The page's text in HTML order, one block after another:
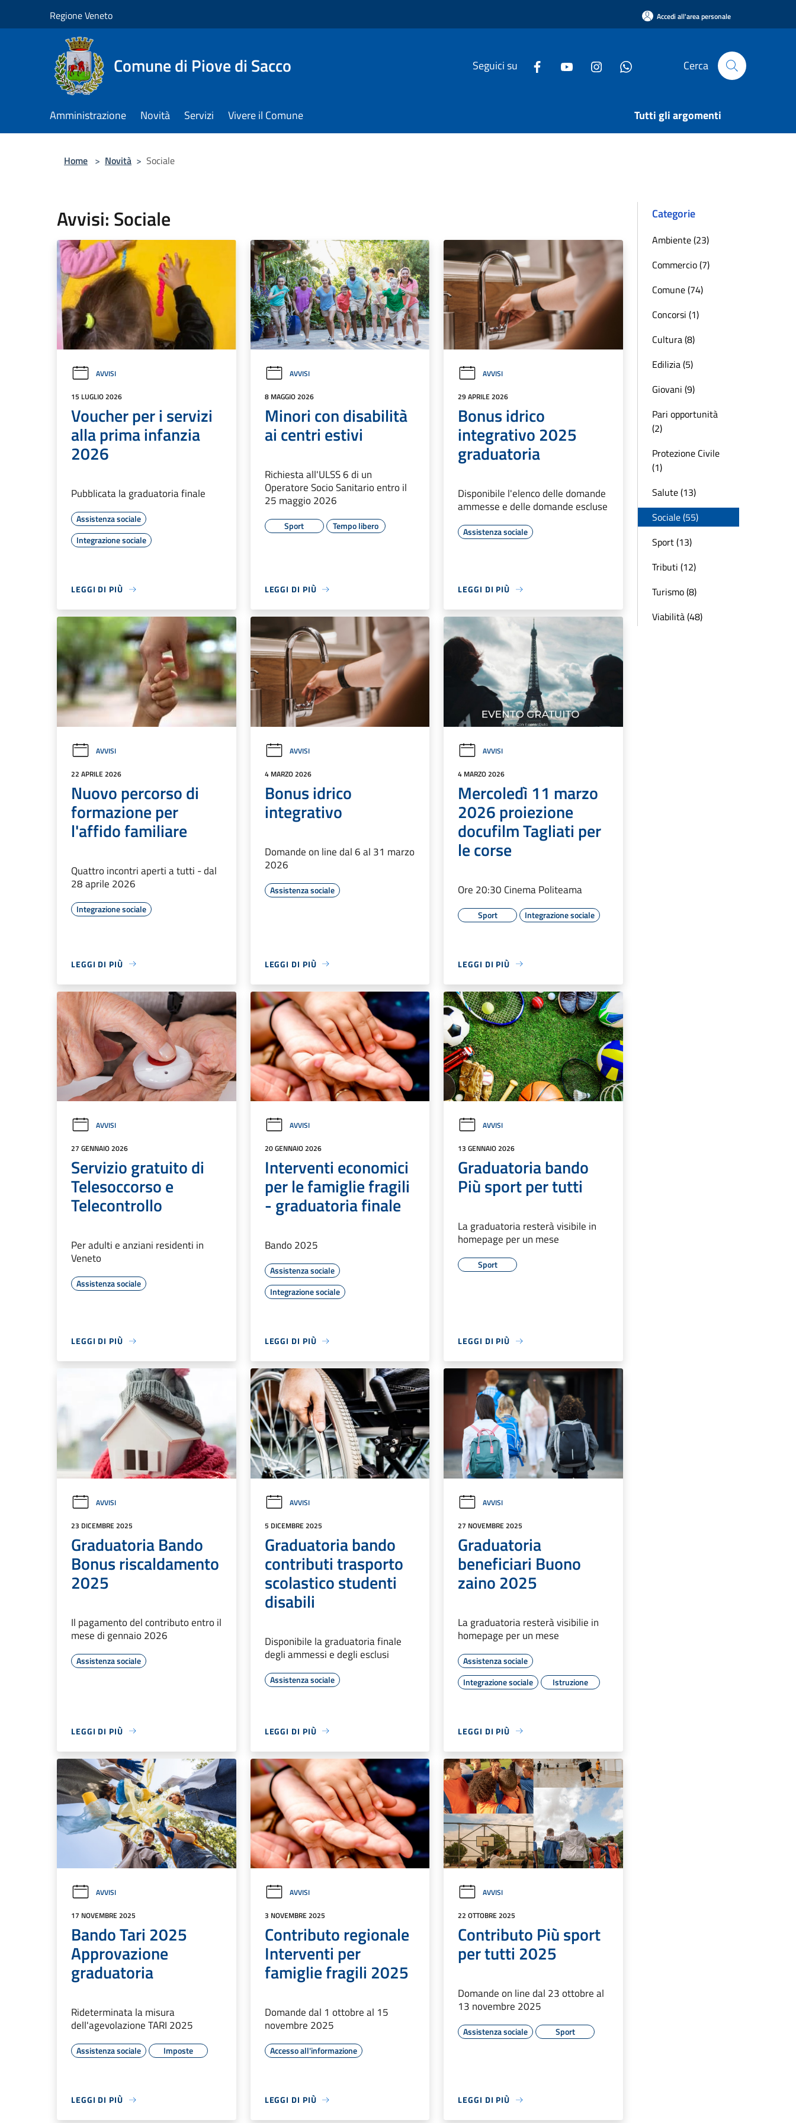
Regione Veneto Accedi all'area personale
Comune di Piove di Sacco Seguici su Cerca
Amministrazione Novità Servizi Vivere il Comune Tutti gli argomenti
Home > Novità > Sociale
Avvisi: Sociale
AVVISI
15 LUGLIO 2026
Voucher per i servizi
alla prima infanzia
2026
Pubblicata la graduatoria finale
Assistenza sociale
Integrazione sociale
LEGGI DI PIÙ
AVVISI
8 MAGGIO 2026
Minori con disabilità
ai centri estivi
Richiesta all'ULSS 6 di un
Operatore Socio Sanitario entro il
25 maggio 2026
Sport Tempo libero
LEGGI DI PIÙ
AVVISI
29 APRILE 2026
Bonus idrico
integrativo 2025
graduatoria
Disponibile l'elenco delle domande
ammesse e delle domande escluse
Assistenza sociale
LEGGI DI PIÙ
AVVISI
22 APRILE 2026
Nuovo percorso di
formazione per
l'affido familiare
Quattro incontri aperti a tutti - dal
28 aprile 2026
Integrazione sociale
LEGGI DI PIÙ
AVVISI
4 MARZO 2026
Bonus idrico
integrativo
Domande on line dal 6 al 31 marzo
2026
Assistenza sociale
LEGGI DI PIÙ
AVVISI
4 MARZO 2026
Mercoledì 11 marzo
2026 proiezione
docufilm Tagliati per
le corse
Ore 20:30 Cinema Politeama
Sport Integrazione sociale
LEGGI DI PIÙ
AVVISI
27 GENNAIO 2026
Servizio gratuito di
Telesoccorso e
Telecontrollo
Per adulti e anziani residenti in
Veneto
Assistenza sociale
LEGGI DI PIÙ
AVVISI
20 GENNAIO 2026
Interventi economici
per le famiglie fragili
- graduatoria finale
Bando 2025
Assistenza sociale
Integrazione sociale
LEGGI DI PIÙ
AVVISI
13 GENNAIO 2026
Graduatoria bando
Più sport per tutti
La graduatoria resterà visibile in
homepage per un mese
Sport
LEGGI DI PIÙ
AVVISI
23 DICEMBRE 2025
Graduatoria Bando
Bonus riscaldamento
2025
Il pagamento del contributo entro il
mese di gennaio 2026
Assistenza sociale
LEGGI DI PIÙ
AVVISI
5 DICEMBRE 2025
Graduatoria bando
contributi trasporto
scolastico studenti
disabili
Disponibile la graduatoria finale
degli ammessi e degli esclusi
Assistenza sociale
LEGGI DI PIÙ
AVVISI
27 NOVEMBRE 2025
Graduatoria
beneficiari Buono
zaino 2025
La graduatoria resterà visibilie in
homepage per un mese
Assistenza sociale
Integrazione sociale
Istruzione
LEGGI DI PIÙ
AVVISI
17 NOVEMBRE 2025
Bando Tari 2025
Approvazione
graduatoria
Rideterminata la misura
dell'agevolazione TARI 2025
Assistenza sociale Imposte
LEGGI DI PIÙ
AVVISI
3 NOVEMBRE 2025
Contributo regionale
Interventi per
famiglie fragili 2025
Domande dal 1 ottobre al 15
novembre 2025
Accesso all'informazione
LEGGI DI PIÙ
AVVISI
22 OTTOBRE 2025
Contributo Più sport
per tutti 2025
Domande on line dal 23 ottobre al
13 novembre 2025
Assistenza sociale Sport
LEGGI DI PIÙ
Categorie
Ambiente (23)
Commercio (7)
Comune (74)
Concorsi (1)
Cultura (8)
Edilizia (5)
Giovani (9)
Pari opportunità
(2)
Protezione Civile
(1)
Salute (13)
Sociale (55)
Sport (13)
Tributi (12)
Turismo (8)
Viabilità (48)